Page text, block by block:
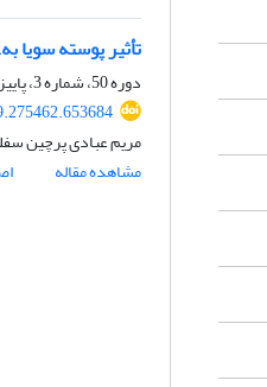
تأثیر پوسته سویا
دوره 50، شماره 3، پاییز 1398، صفحه
مریم عبادی پرچین
مشاهده مقاله